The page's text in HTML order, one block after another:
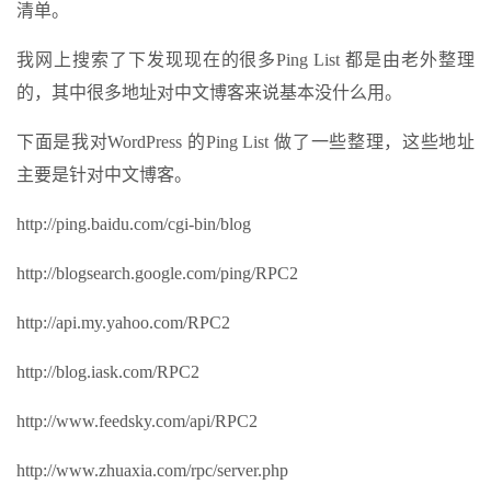
清单。
我网上搜索了下发现现在的很多Ping List 都是由老外整理
的，其中很多地址对中文博客来说基本没什么用。
下面是我对WordPress 的Ping List 做了一些整理，这些地址
主要是针对中文博客。
http://ping.baidu.com/cgi-bin/blog
http://blogsearch.google.com/ping/RPC2
http://api.my.yahoo.com/RPC2
http://blog.iask.com/RPC2
http://www.feedsky.com/api/RPC2
http://www.zhuaxia.com/rpc/server.php